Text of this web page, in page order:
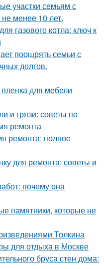
участки семьям с
менее 10 лет.
газового котла: ключ к
поощрять семьи с
долгов.
для мебели
и грязи: советы по
ремонта
ремонта: полное
для ремонта: советы и
почему она
памятники, которые не
Толкина
для отдыха в Москве
бруса стен дома: